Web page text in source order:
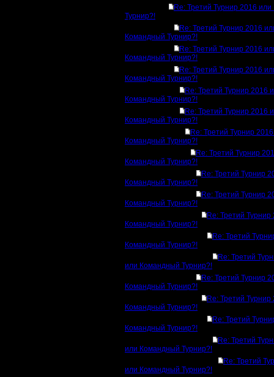
Re: Третий Турнир 2016
Турнир?!
Re: Третий Турнир 2016
Командный Турнир?!
Re: Третий Турнир 2016
Командный Турнир?!
Re: Третий Турнир 2016
Командный Турнир?!
Re: Третий Турнир 2016
Командный Турнир?!
Re: Третий Турнир 2016
Командный Турнир?!
Re: Третий Турнир
Командный Турнир?!
Re: Третий Турнир
Командный Турнир?!
Re: Третий Турнир
Командный Турнир?!
Re: Третий Турнир
Командный Турнир?!
Re: Третий
Командный Турнир?!
Re: Третий
Командный Турнир?!
Re: Третий
или Командный Турнир?!
Re: Третий Турнир
Командный Турнир?!
Re: Третий
Командный Турнир?!
Re: Третий
Командный Турнир?!
Re: Третий
или Командный Турнир?!
Re: Третий
или Командный Турнир?!